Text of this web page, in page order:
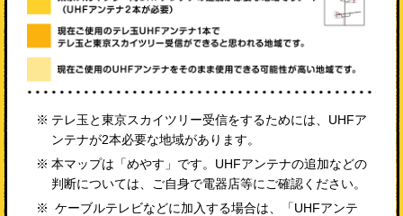
テレ玉と東京スカイツリー受信をするためには、UHFア
ンテナが2本必要な地域があります。
本マップは「めやす」です。UHFアンテナの追加などの
判断については、ご自身で電器店等にご確認ください。
ケーブルテレビなどに加入する場合は、「UHFアンテ